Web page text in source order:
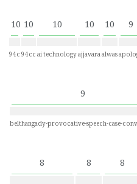
10
94c
10
94cc
10
ai technology
10
ajjavara
10
alwas
9
9
belthangady-provocative-speech-case-
8 8 8